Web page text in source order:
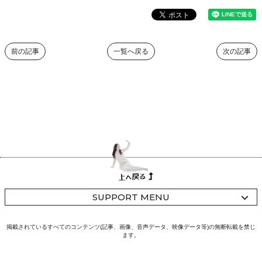
次の記事
一覧へ戻る
前の記事
SUPPORT MENU
掲載されているすべてのコンテンツ(記事、画像、音声データ、映像データ等)の無断転載を禁じ
ます。